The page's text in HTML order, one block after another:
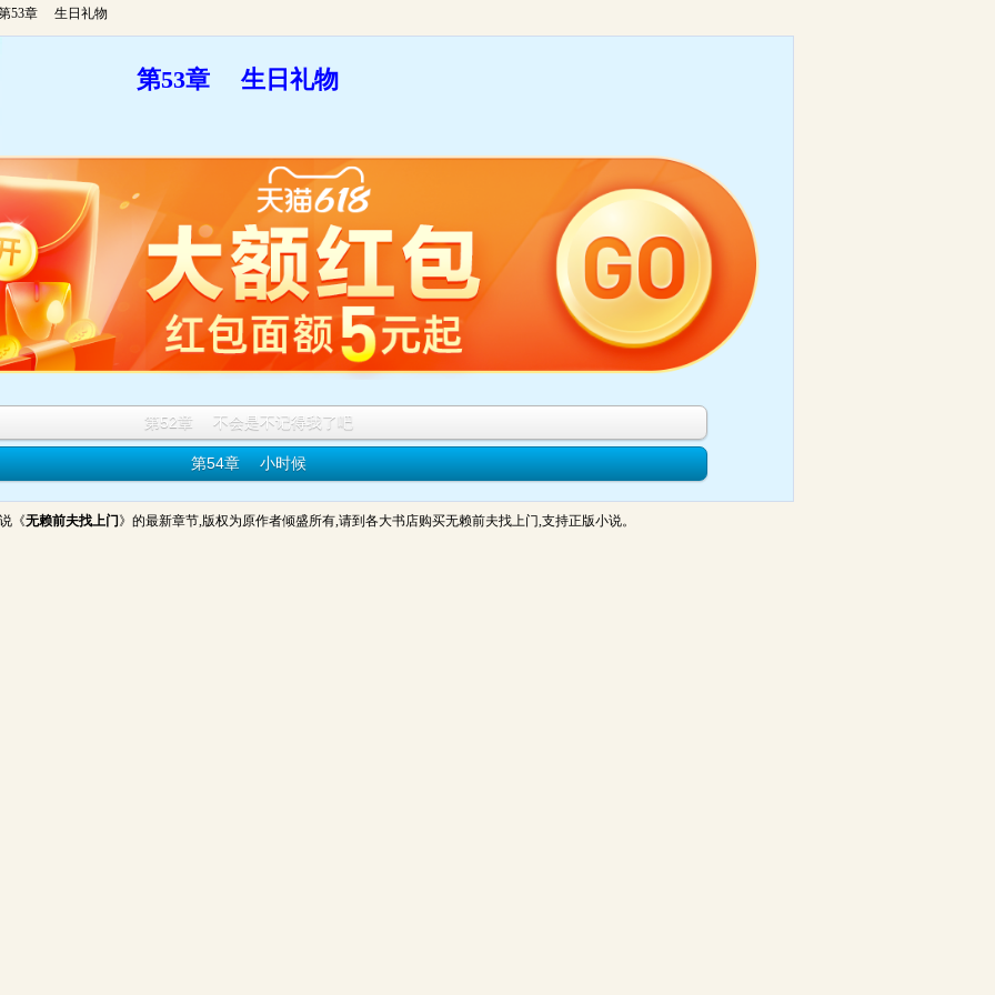
53章 生日礼物
第53章 生日礼物
第52章 不会是不记得我了吧
第54章 小时候
《无赖前夫找上门》的最新章节,版权为原作者倾盛所有,请到各大书店购买无赖前夫找上门,支持正版小说。